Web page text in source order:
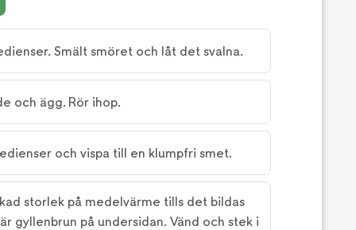
Smält smöret och låt det svalna.
och ägg. Rör ihop.
och vispa till en klumpfri smet.
storlek på medelvärme tills det bildas
gyllenbrun på undersidan. Vänd och stek i